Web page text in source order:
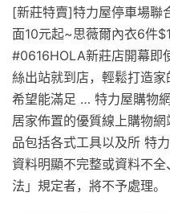
[新莊特賣]特力屋停車場聯
面10元起~思薇爾內衣6件
#0616HOLA新莊店開幕即
絲出站就到店，輕鬆打造家
希望能滿足 … 特力屋購物
居家佈置的優質線上購物
品包括各式工具以及所 特
資料明顯不完整或資料不
法」規定者，將不予處理。